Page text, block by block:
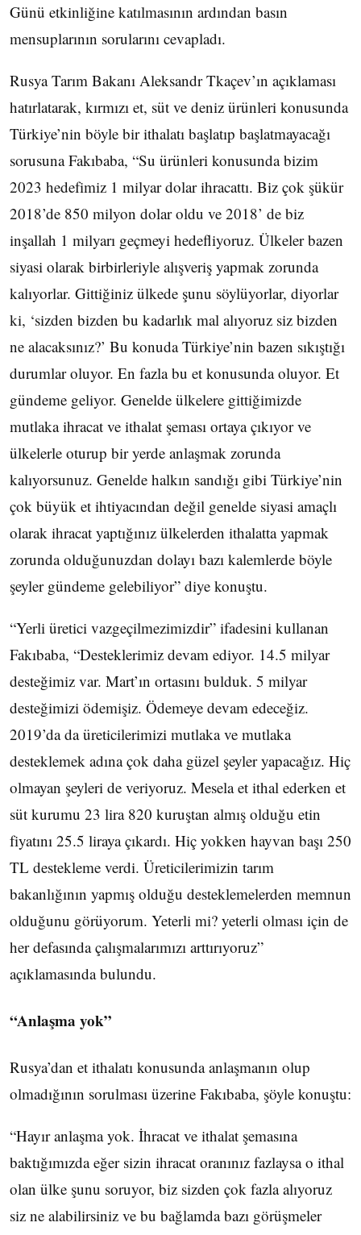
Günü etkinliğine katılmasının ardından basın
mensuplarının sorularını cevapladı.
Rusya Tarım Bakanı Aleksandr Tkaçev’ın açıklaması
hatırlatarak, kırmızı et, süt ve deniz ürünleri konusunda
Türkiye’nin böyle bir ithalatı başlatıp başlatmayacağı
sorusuna Fakıbaba, “Su ürünleri konusunda bizim
2023 hedefimiz 1 milyar dolar ihracattı. Biz çok şükür
2018’de 850 milyon dolar oldu ve 2018’ de biz
inşallah 1 milyarı geçmeyi hedefliyoruz. Ülkeler bazen
siyasi olarak birbirleriyle alışveriş yapmak zorunda
kalıyorlar. Gittiğiniz ülkede şunu söylüyorlar, diyorlar
ki, ‘sizden bizden bu kadarlık mal alıyoruz siz bizden
ne alacaksınız?’ Bu konuda Türkiye’nin bazen sıkıştığı
durumlar oluyor. En fazla bu et konusunda oluyor. Et
gündeme geliyor. Genelde ülkelere gittiğimizde
mutlaka ihracat ve ithalat şeması ortaya çıkıyor ve
ülkelerle oturup bir yerde anlaşmak zorunda
kalıyorsunuz. Genelde halkın sandığı gibi Türkiye’nin
çok büyük et ihtiyacından değil genelde siyasi amaçlı
olarak ihracat yaptığınız ülkelerden ithalatta yapmak
zorunda olduğunuzdan dolayı bazı kalemlerde böyle
şeyler gündeme gelebiliyor” diye konuştu.
“Yerli üretici vazgeçilmezimizdir” ifadesini kullanan
Fakıbaba, “Desteklerimiz devam ediyor. 14.5 milyar
desteğimiz var. Mart’ın ortasını bulduk. 5 milyar
desteğimizi ödemişiz. Ödemeye devam edeceğiz.
2019’da da üreticilerimizi mutlaka ve mutlaka
desteklemek adına çok daha güzel şeyler yapacağız. Hiç
olmayan şeyleri de veriyoruz. Mesela et ithal ederken et
süt kurumu 23 lira 820 kuruştan almış olduğu etin
fiyatını 25.5 liraya çıkardı. Hiç yokken hayvan başı 250
TL destekleme verdi. Üreticilerimizin tarım
bakanlığının yapmış olduğu desteklemelerden memnun
olduğunu görüyorum. Yeterli mi? yeterli olması için de
her defasında çalışmalarımızı arttırıyoruz”
açıklamasında bulundu.
“Anlaşma yok”
Rusya’dan et ithalatı konusunda anlaşmanın olup
olmadığının sorulması üzerine Fakıbaba, şöyle konuştu:
“Hayır anlaşma yok. İhracat ve ithalat şemasına
baktığımızda eğer sizin ihracat oranınız fazlaysa o ithal
olan ülke şunu soruyor, biz sizden çok fazla alıyoruz
siz ne alabilirsiniz ve bu bağlamda bazı görüşmeler